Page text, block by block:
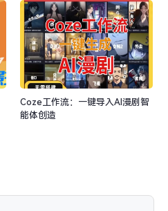
Coze工作流：一键导入AI漫剧智
能体创造